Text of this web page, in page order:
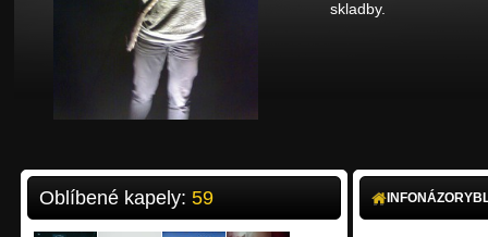
skladby.
Oblíbené kapely: 59 INFONÁZORY